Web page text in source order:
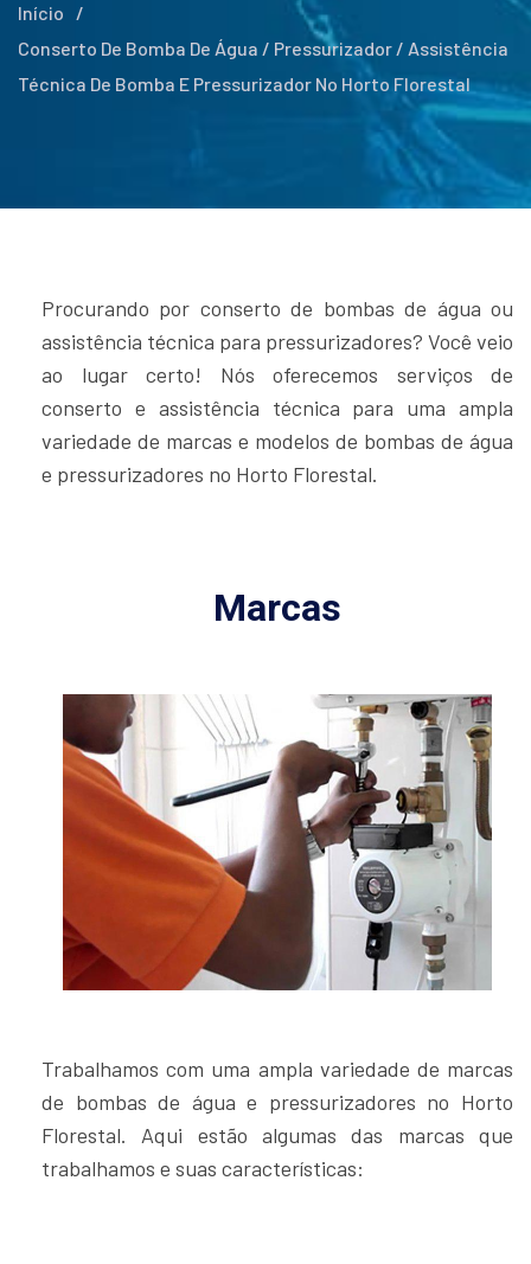
Início
/
Conserto De Bomba De Água / Pressurizador / Assistência
Técnica De Bomba E Pressurizador No Horto Florestal
Procurando por conserto de bombas de água ou
assistência técnica para pressurizadores? Você veio
ao lugar certo! Nós oferecemos serviços de
conserto e assistência técnica para uma ampla
variedade de marcas e modelos de bombas de água
e pressurizadores no Horto Florestal.
Marcas
Trabalhamos com uma ampla variedade de marcas
de bombas de água e pressurizadores no Horto
Florestal. Aqui estão algumas das marcas que
trabalhamos e suas características: